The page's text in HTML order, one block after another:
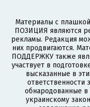
Материалы с
ПОЗИЦИЯ являются
рекламы. Редакция
них продвигаются.
ПОДДЕРЖКУ также
участвует в
высказанные в
ответственности
обнародованные в
украинскому